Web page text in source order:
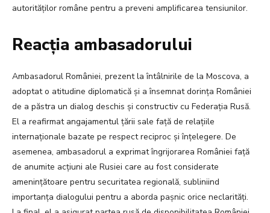
autorităților române pentru a preveni amplificarea tensiunilor.
Reacția ambasadorului
Ambasadorul României, prezent la întâlnirile de la Moscova, a
adoptat o atitudine diplomatică și a însemnat dorința României
de a păstra un dialog deschis și constructiv cu Federația Rusă.
El a reafirmat angajamentul țării sale față de relațiile
internaționale bazate pe respect reciproc și înțelegere. De
asemenea, ambasadorul a exprimat îngrijorarea României față
de anumite acțiuni ale Rusiei care au fost considerate
amenințătoare pentru securitatea regională, subliniind
importanța dialogului pentru a aborda pașnic orice neclarități.